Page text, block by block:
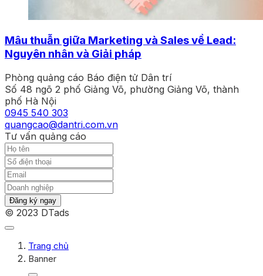
Mâu thuẫn giữa Marketing và Sales về Lead:
Nguyên nhân và Giải pháp
Phòng quảng cáo Báo điện tử Dân trí
Số 48 ngõ 2 phố Giảng Võ, phường Giảng Võ, thành
phố Hà Nội
0945 540 303
quangcao@dantri.com.vn
Tư vấn quảng cáo
Đăng ký ngay
© 2023 DTads
Trang chủ
Banner